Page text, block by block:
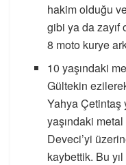
hakim olduğu
gibi ya da zayıf
8 moto kurye
10 yaşındaki
Gültekin
Yahya Çetintaş
yaşındaki
Deveci’yi
kaybettik. Bu